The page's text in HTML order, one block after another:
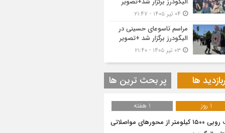
مراسم تاسوعای حسینی در
الیگودرز برگزار شد +تصویر
ها پر بحث ترین ها
1 روز
1 هفته
برف روبی ۱۵۰۰ کیلومتر از محور‌های مواصلاتی